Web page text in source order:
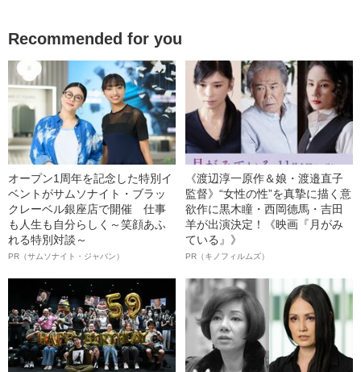
Recommended for you
オープン1周年を記念した特別イ
ベントがサムソナイト・ブラッ
クレーベル銀座店で開催 仕事
も人生も自分らしく～笑顔あふ
れる特別対談～
PR（サムソナイト・ジャパン）
《渡辺淳一原作＆娘・渡邉直子
監督》“女性の性”を真摯に描く意
欲作に黒木瞳・西岡德馬・吉田
羊が出演決定！《映画『月がみ
ている』》
PR（キノフィルムズ）